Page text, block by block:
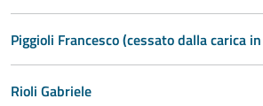
Piggioli Francesco (cessato dalla carica
Rioli Gabriele